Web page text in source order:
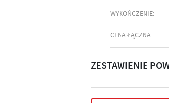
WYKOŃCZENIE:
CENA ŁĄCZNA
ZESTAWIENIE